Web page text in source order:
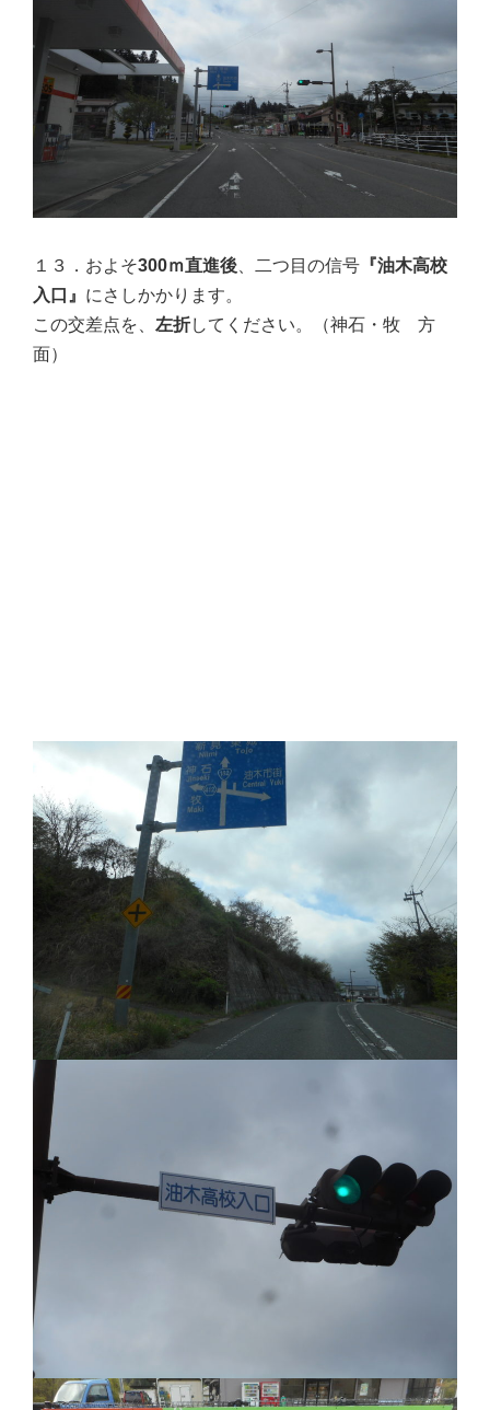
１３．およそ300ｍ直進後 、二つ目の信号 『油木高校
入口』 にさしかかります。
この交差点を、 左折してください。（神石・牧 方
面）